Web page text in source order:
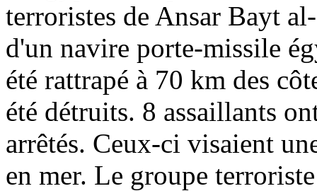
terroristes de Ansar Bayt al-
d'un navire porte-missile
été rattrapé à 70 km des
été détruits. 8 assaillants
arrêtés. Ceux-ci visaient
en mer. Le groupe